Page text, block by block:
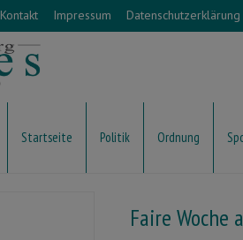
Kontakt Impressum Datenschutzerklärung
Startseite Politik Ordnung
Faire Woche